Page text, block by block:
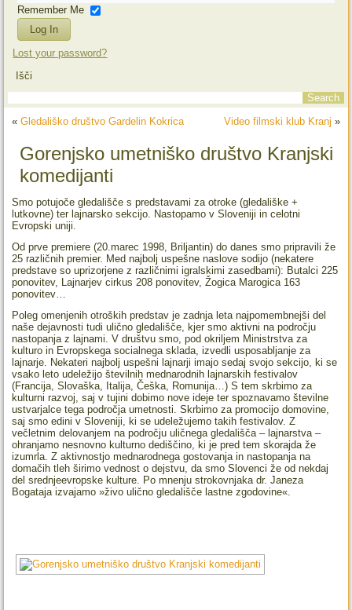
Remember Me
Lost your password?
Išči
«Gledališko društvo Gardelin Kokrica Video filmski klub Kranj »
Gorenjsko umetniško društvo Kranjski
komedijanti
Smo potujoče gledališče s predstavami za otroke (gledališke +
lutkovne) ter lajnarsko sekcijo. Nastopamo v Sloveniji in celotni
Evropski uniji.
Od prve premiere (20.marec 1998, Briljantin) do danes smo pripravili že
25 različnih premier. Med najbolj uspešne naslove sodijo (nekatere
predstave so uprizorjene z različnimi igralskimi zasedbami): Butalci 225
ponovitev, Lajnarjev cirkus 208 ponovitev, Žogica Marogica 163
ponovitev…
Poleg omenjenih otroških predstav je zadnja leta najpomembnejši del
naše dejavnosti tudi ulično gledališče, kjer smo aktivni na področju
nastopanja z lajnami. V društvu smo, pod okriljem Ministrstva za
kulturo in Evropskega socialnega sklada, izvedli usposabljanje za
lajnarje. Nekateri najbolj uspešni lajnarji imajo sedaj svojo sekcijo, ki se
vsako leto udeležijo številnih mednarodnih lajnarskih festivalov
(Francija, Slovaška, Italija, Češka, Romunija…) S tem skrbimo za
kulturni razvoj, saj v tujini dobimo nove ideje ter spoznavamo številne
ustvarjalce tega področja umetnosti. Skrbimo za promocijo domovine,
saj smo edini v Sloveniji, ki se udeležujemo takih festivalov. Z
večletnim delovanjem na področju uličnega gledališča – lajnarstva –
ohranjamo nesnovno kulturno dediščino, ki je pred tem skorajda že
izumrla. Z aktivnostjo mednarodnega gostovanja in nastopanja na
domačih tleh širimo vednost o dejstvu, da smo Slovenci že od nekdaj
del srednjeevropske kulture. Po mnenju strokovnjaka dr. Janeza
Bogataja izvajamo »živo ulično gledališče lastne zgodovine«.